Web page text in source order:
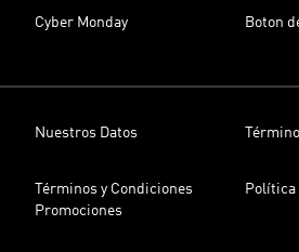
Cyber Monday Boton
Nuestros Datos
Términos y Condiciones
Promociones
Política